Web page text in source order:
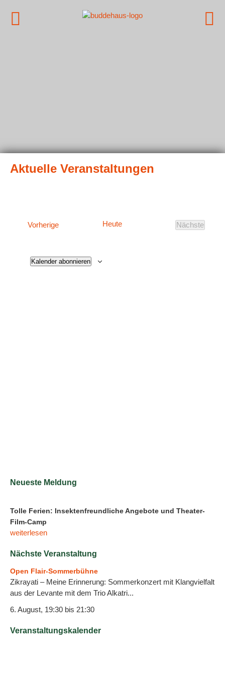
VorherigeVeranstaltungenHeute
Nächste
Kalender abonnieren
Neueste Meldung
Tolle Ferien: Insektenfreundliche Angebote und Theater-
Film-Camp
weiterlesen
Nächste Veranstaltung
Open Flair-Sommerbühne
Zikrayati – Meine Erinnerung: Sommerkonzert mit Klangvielfalt
aus der Levante mit dem Trio Alkatri...
6. August, 19:30 bis 21:30
Veranstaltungskalender